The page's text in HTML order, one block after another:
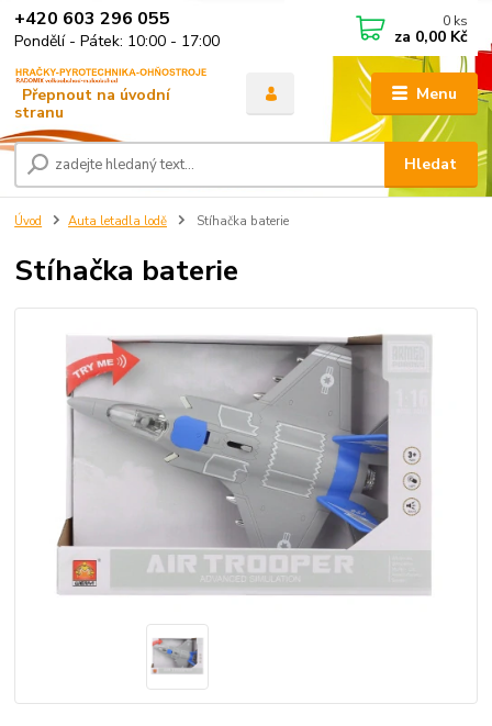
Menu
Hledat
+420 603 296 055
Pondělí - Pátek: 10:00 - 17:00
0 ks
za 0,00 Kč
Úvod Auta letadla lodě Stíhačka baterie
Stíhačka baterie